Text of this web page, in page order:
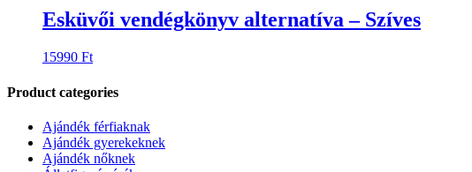
Esküvői vendégkönyv alternatíva – Szíves
15990 Ft
Product categories
Ajándék férfiaknak
Ajándék gyerekeknek
Ajándék nőknek